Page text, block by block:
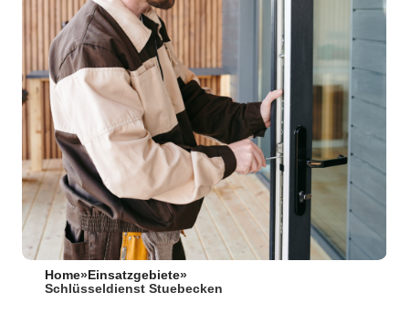
Home» Einsatzgebiete»
Schlüsseldienst Stuebecken